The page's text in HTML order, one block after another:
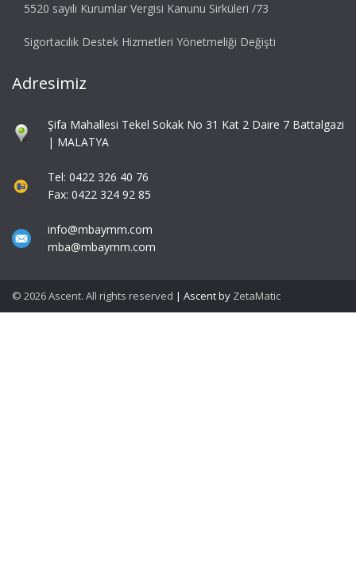
5520 sayılı Kurumlar Vergisi Kanunu Sirküleri /73
Sigortacılık Destek Hizmetleri Yönetmeliği Değişti
Adresimiz
Şifa Mahallesi Tekel Sokak No 31 Kat 2 Daire 7 Battalgazi
| MALATYA
Tel: 0422 326 40 76
Fax: 0422 324 92 85
info@mbaymm.com
mba@mbaymm.com
© 2026 Ascent. All rights reserved | Ascent by ZetaMatic